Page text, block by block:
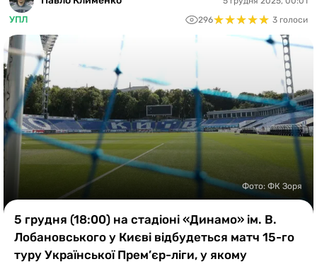
Україна
ЧЕ-2028
Букмекери
УПЛ
296★★★★★
★★★★★ 3 голоси
Фото: ФК Зоря
5 грудня (18:00) на стадіоні «Динамо» ім. В.
Лобановського у Києві відбудеться матч 15-го
туру Української Прем’єр-ліги, у якому